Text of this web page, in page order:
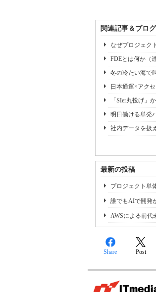
関連記事＆ブロ
なぜプロジェク
FDEとは何か（
冬の冷たい海で
日本通運×アク
「SIer丸投げ」
明日働ける単発
社内データを扱
最新の投稿
プロジェクト単
誰でもAIで開発
AWSによる前代
Share Post